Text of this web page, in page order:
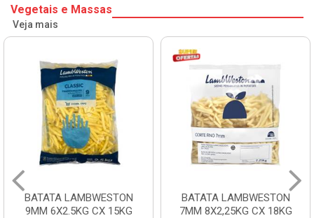
Vegetais e Massas
Veja mais
BATATA LAMBWESTON
9MM 6X2.5KG CX 15KG
BATATA LAMBWESTON
7MM 8X2,25KG CX 18KG